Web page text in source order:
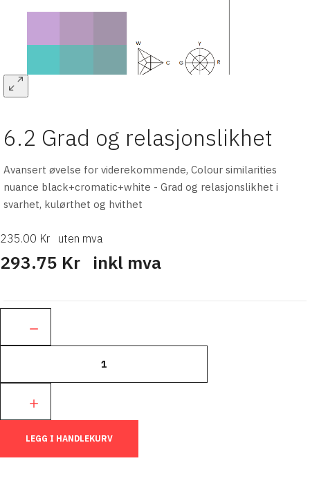
6.2 Grad og relasjonslikhet
Avansert øvelse for viderekommende, Colour similarities
nuance black+cromatic+white - Grad og relasjonslikhet i
svarhet, kulørthet og hvithet
235.00 Kr uten mva
293.75 Kr inkl mva
LEGG I HANDLEKURV